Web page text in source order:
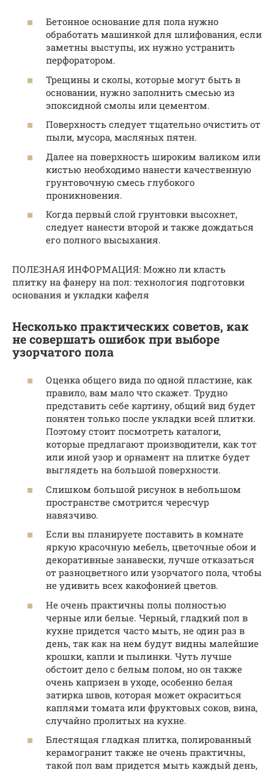
Бетонное основание для пола нужно
обработать машинкой для шлифования, если
заметны выступы, их нужно устранить
перфоратором.
Трещины и сколы, которые могут быть в
основании, нужно заполнить смесью из
эпоксидной смолы или цементом.
Поверхность следует тщательно очистить от
пыли, мусора, масляных пятен.
Далее на поверхность широким валиком или
кистью необходимо нанести качественную
грунтовочную смесь глубокого
проникновения.
Когда первый слой грунтовки высохнет,
следует нанести второй и также дождаться
его полного высыхания.
ПОЛЕЗНАЯ ИНФОРМАЦИЯ: Можно ли класть
плитку на фанеру на пол: технология подготовки
основания и укладки кафеля
Несколько практических советов, как
не совершать ошибок при выборе
узорчатого пола
Оценка общего вида по одной пластине, как
правило, вам мало что скажет. Трудно
представить себе картину, общий вид будет
понятен только после укладки всей плитки.
Поэтому стоит посмотреть каталоги,
которые предлагают производители, как тот
или иной узор и орнамент на плитке будет
выглядеть на большой поверхности.
Слишком большой рисунок в небольшом
пространстве смотрится чересчур
навязчиво.
Если вы планируете поставить в комнате
яркую красочную мебель, цветочные обои и
декоративные занавески, лучше отказаться
от разноцветного или узорчатого пола, чтобы
не удивить всех какофонией цветов.
Не очень практичны полы полностью
черные или белые. Черный, гладкий пол в
кухне придется часто мыть, не один раз в
день, так как на нем будут видны малейшие
крошки, капли и пылинки. Чуть лучше
обстоит дело с белым полом, но он также
очень капризен в уходе, особенно белая
затирка швов, которая может окраситься
каплями томата или фруктовых соков, вина,
случайно пролитых на кухне.
Блестящая гладкая плитка, полированный
керамогранит также не очень практичны,
такой пол вам придется мыть каждый день,